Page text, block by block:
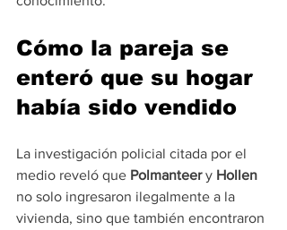
Cómo la pareja se
enteró que su hogar
había sido vendido
La investigación policial citada por el
medio reveló que Polmanteer y Hollen
no solo ingresaron ilegalmente a la
vivienda, sino que también encontraron